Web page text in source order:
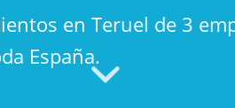
en Teruel de 3
España.